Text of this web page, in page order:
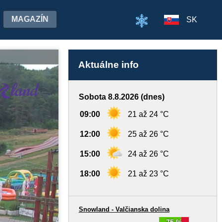
MAGAZÍN SK
Aktuálne info
Sobota 8.8.2026 (dnes)
09:00 21 až 24 °C
12:00 25 až 26 °C
15:00 24 až 26 °C
18:00 21 až 23 °C
Snowland - Valčianska dolina